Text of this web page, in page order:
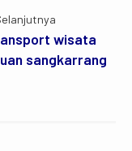
wisata
sangkarrang